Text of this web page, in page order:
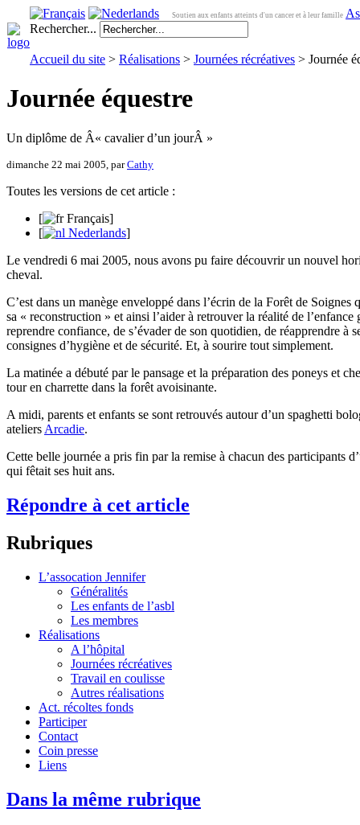
Soutien aux enfants atteints d'un cancer et à leur famille
Rechercher...
Accueil du site > Réalisations > Journées récréatives > Journée
Journée équestre
Un diplôme de Â« cavalier d’un jourÂ »
dimanche 22 mai 2005, parCathy
Toutes les versions de cet article :
[
Français]
[
Nederlands]
Le vendredi 6 mai 2005, nous avons pu faire découvrir un nouvel
cheval.
C’est dans un manège enveloppé dans l’écrin de la Forêt de
sa « reconstruction » et ainsi l’aider à retrouver la réalité de
reprendre confiance, de s’évader de son quotidien, de réapprendre
consignes d’hygiène et de sécurité. Et, à sourire tout simplement.
La matinée a débuté par le pansage et la préparation des poneys et
tour en charrette dans la forêt avoisinante.
A midi, parents et enfants se sont retrouvés autour d’un spaghetti
ateliers Arcadie.
Cette belle journée a pris fin par la remise à chacun des participants
qui fêtait ses huit ans.
Répondre à cet article
Rubriques
L’assocation Jennifer
Généralités
Les enfants de l’asbl
Les membres
Réalisations
A l’hôpital
Journées récréatives
Travail en coulisse
Autres réalisations
Act. récoltes fonds
Participer
Contact
Coin presse
Liens
Dans la même rubrique